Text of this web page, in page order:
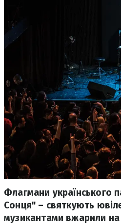
Флагмани українського
Сонця" – святкують
музикантами вжарили на